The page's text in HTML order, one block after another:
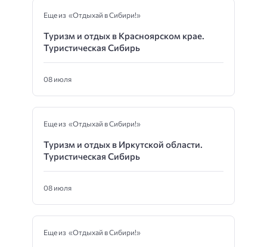
Еще из «Отдыхай в Сибири!»
Туризм и отдых в Красноярском крае.
Туристическая Сибирь
08 июля
Еще из «Отдыхай в Сибири!»
Туризм и отдых в Иркутской области.
Туристическая Сибирь
08 июля
Еще из «Отдыхай в Сибири!»